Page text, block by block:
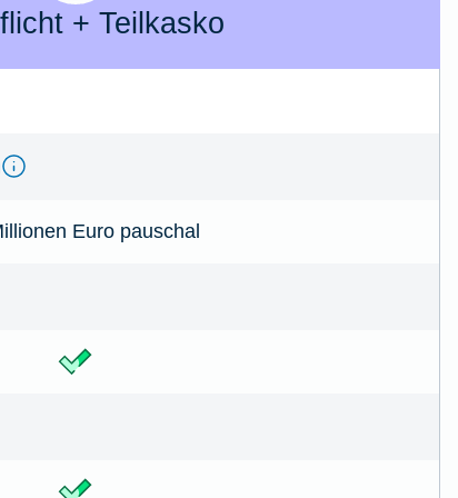
+ Teil­kasko
Euro pauschal